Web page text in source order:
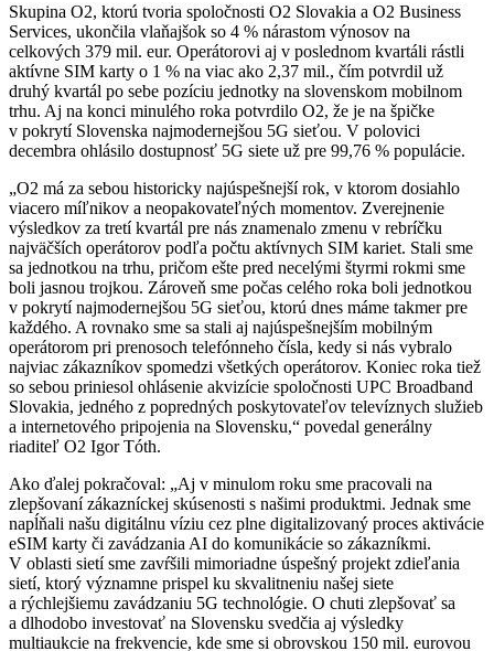
Skupina O2, ktorú tvoria spoločnosti O2 Slovakia a O2 Business
Services, ukončila vlaňajšok so 4 % nárastom výnosov na
celkových 379 mil. eur. Operátorovi aj v poslednom kvartáli rástli
aktívne SIM karty o 1 % na viac ako 2,37 mil., čím potvrdil už
druhý kvartál po sebe pozíciu jednotky na slovenskom mobilnom
trhu. Aj na konci minulého roka potvrdilo O2, že je na špičke
v pokrytí Slovenska najmodernejšou 5G sieťou. V polovici
decembra ohlásilo dostupnosť 5G siete už pre 99,76 % populácie.
„O2 má za sebou historicky najúspešnejší rok, v ktorom dosiahlo
viacero míľnikov a neopakovateľných momentov. Zverejnenie
výsledkov za tretí kvartál pre nás znamenalo zmenu v rebríčku
najväčších operátorov podľa počtu aktívnych SIM kariet. Stali sme
sa jednotkou na trhu, pričom ešte pred necelými štyrmi rokmi sme
boli jasnou trojkou. Zároveň sme počas celého roka boli jednotkou
v pokrytí najmodernejšou 5G sieťou, ktorú dnes máme takmer pre
každého. A rovnako sme sa stali aj najúspešnejším mobilným
operátorom pri prenosoch telefónneho čísla, kedy si nás vybralo
najviac zákazníkov spomedzi všetkých operátorov. Koniec roka tiež
so sebou priniesol ohlásenie akvizície spoločnosti UPC Broadband
Slovakia, jedného z popredných poskytovateľov televíznych služieb
a internetového pripojenia na Slovensku,“ povedal generálny
riaditeľ O2 Igor Tóth.
Ako ďalej pokračoval: „Aj v minulom roku sme pracovali na
zlepšovaní zákazníckej skúsenosti s našimi produktmi. Jednak sme
napĺňali našu digitálnu víziu cez plne digitalizovaný proces aktivácie
eSIM karty či zavádzania AI do komunikácie so zákazníkmi.
V oblasti sietí sme zavŕšili mimoriadne úspešný projekt zdieľania
sietí, ktorý významne prispel ku skvalitneniu našej siete
a rýchlejšiemu zavádzaniu 5G technológie. O chuti zlepšovať sa
a dlhodobo investovať na Slovensku svedčia aj výsledky
multiaukcie na frekvencie, kde sme si obrovskou 150 mil. eurovou